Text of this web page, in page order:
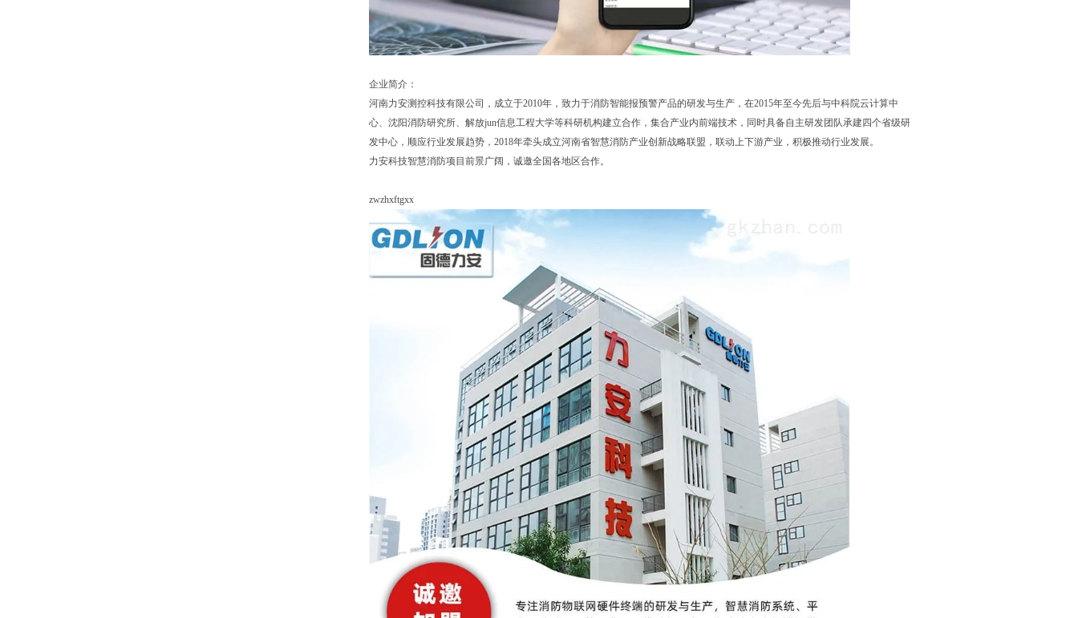
企业简介：
河南力安测控科技有限公司，成立于2010年，致力于消防智能报预警产品的研发与生产，在2015年至今先后与中科院云计算中
心、沈阳消防研究所、解放jun信息工程大学等科研机构建立合作，集合产业内前端技术，同时具备自主研发团队承建四个省级研
发中心，顺应行业发展趋势，2018年牵头成立河南省智慧消防产业创新战略联盟，联动上下游产业，积极推动行业发展。
力安科技智慧消防项目前景广阔，诚邀全国各地区合作。
zwzhxftgxx